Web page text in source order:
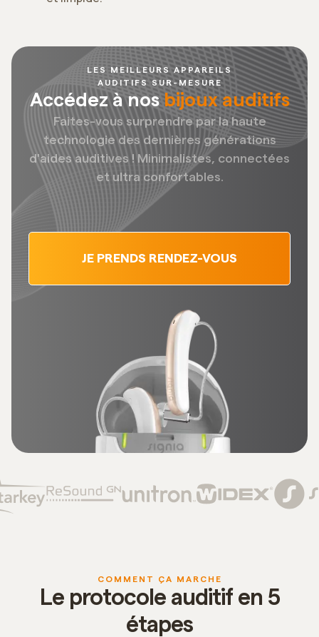
LES MEILLEURS APPAREILS
AUDITIFS SUR-MESURE
Accédez à nosbijoux auditifs
Faites-vous surprendre par la haute
technologie des dernières générations
d'aides auditives ! Minimalistes, connectées
et ultra confortables.
JE PRENDS RENDEZ-VOUS
COMMENT ÇA MARCHE
Le protocole auditif en 5
étapes